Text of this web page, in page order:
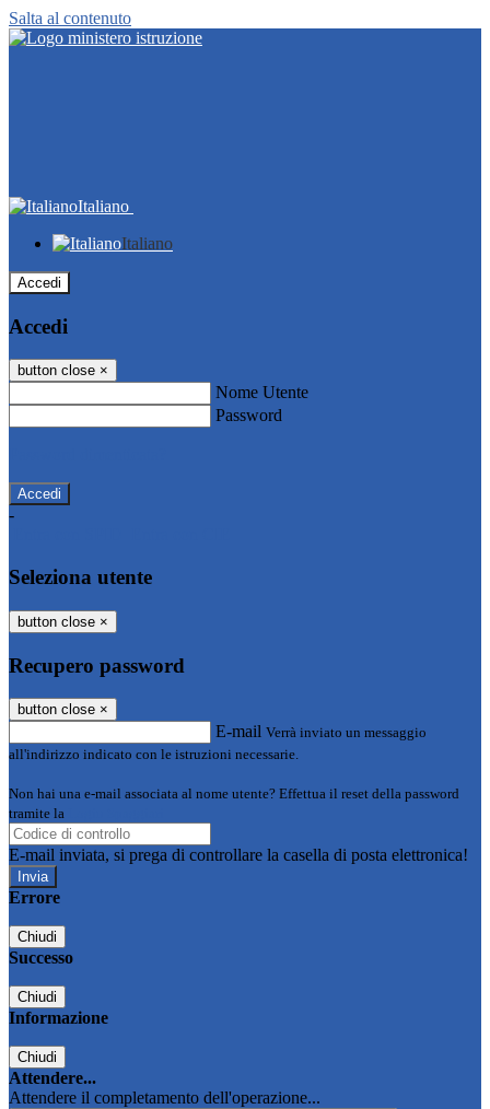
Salta al contenuto
Italiano
Italiano
Accedi
Accedi
button close ×
Nome Utente
Password
-
Seleziona utente
button close ×
Recupero password
button close ×
E-mail Verrà inviato un messaggio
all'indirizzo indicato con le istruzioni necessarie.
Non hai una e-mail associata al nome utente? Effettua il reset della password
tramite la
E-mail inviata, si prega di controllare la casella di posta elettronica!
Errore
Chiudi
Successo
Chiudi
Informazione
Chiudi
Attendere...
Attendere il completamento dell'operazione...